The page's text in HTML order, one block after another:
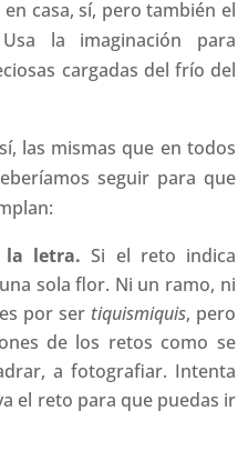
casa, sí, pero también el
la imaginación para
cargadas del frío del
las mismas que en todos
seguir para que
la letra. Si el reto indica
sola flor. Ni un ramo, ni
por ser tiquismiquis, pero
de los retos como se
a fotografiar. Intenta
el reto para que puedas ir